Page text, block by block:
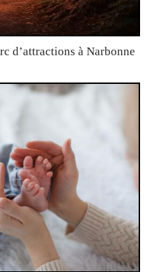
d’attractions à Narbonne